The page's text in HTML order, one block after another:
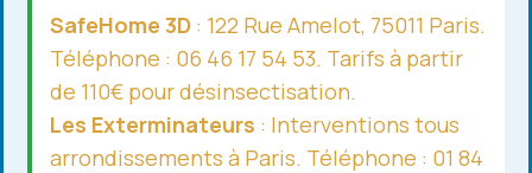
SafeHome 3D : 122 Rue Amelot, 75011 Paris.
Téléphone : 06 46 17 54 53. Tarifs à partir
de 110€ pour désinsectisation.
Les Exterminateurs : Interventions tous
arrondissements à Paris. Téléphone : 01 84